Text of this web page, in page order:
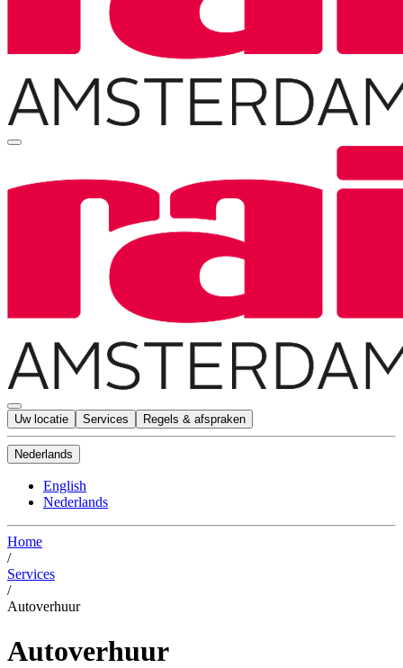
Uw locatie Services Regels & afspraken
Nederlands
English
Nederlands
Home
/
Services
/
Autoverhuur
Autoverhuur